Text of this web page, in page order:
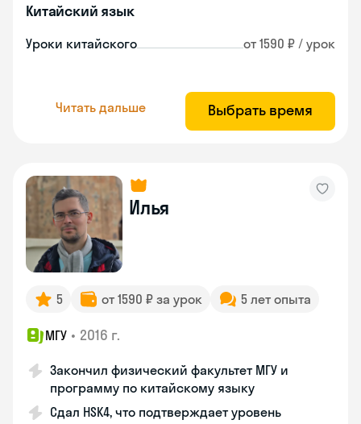
Китайский язык
Уроки китайского от 1590 ₽ / урок
Читать дальше Выбрать время
Илья
5 от 1590 ₽ за урок 5 лет опыта
МГУ • 2016 г.
Закончил физический факультет МГУ и
программу по китайскому языку
Сдал HSK4, что подтверждает уровень